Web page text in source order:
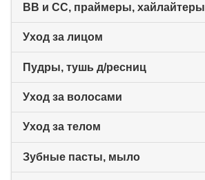
BB и CC, праймеры, хайлайтеры
Уход за лицом
Пудры, тушь д/ресниц
Уход за волосами
Уход за телом
Зубные пасты, мыло